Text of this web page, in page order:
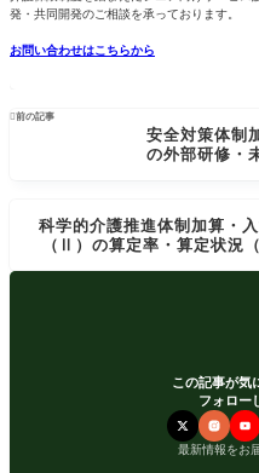
発・共同開発のご相談を承っております。
お問い合わせはこちらから
前の記事
安全対策体制
の外部研修・
科学的介護推進体制加算・
（Ⅱ）の算定率・算定状況
この記事が気
フォロー
最新情報をお